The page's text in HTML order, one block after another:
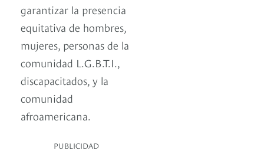
garantizar la presencia
equitativa de hombres,
mujeres, personas de la
comunidad L.G.B.T.I.,
discapacitados, y la
comunidad
afroamericana.
PUBLICIDAD